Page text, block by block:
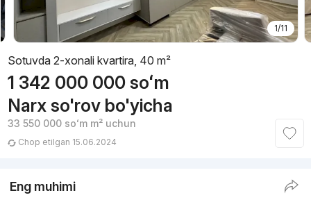
1/11
Sotuvda 2-xonali kvartira, 40 m²
1 342 000 000 soʻm
Narx so'rov bo'yicha
33 550 000 soʻmm² uchun
Chop etilgan 15.06.2024
Eng muhimi